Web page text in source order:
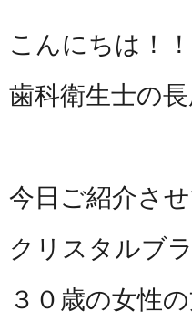
こんにちは！！
歯科衛生士の
今日ご紹介さ
クリスタルブ
３０歳の女性